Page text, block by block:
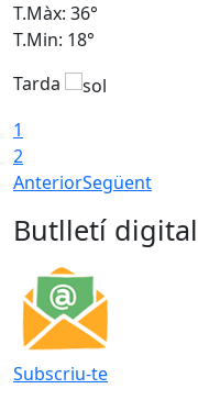
T.Màx: 36°
T.Min: 18°
Tarda
1
2
AnteriorSegüent
Butlletí digital
Subscriu-te